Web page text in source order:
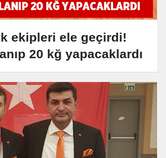
ekipleri ele geçirdi!
20 kğ yapacaklardı